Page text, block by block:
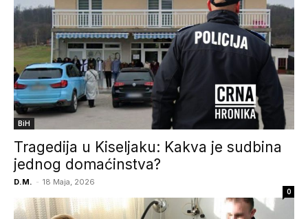
BiH
Tragedija u Kiseljaku: Kakva je sudbina
jednog domaćinstva?
D.M. - 18 Maja, 2026
0